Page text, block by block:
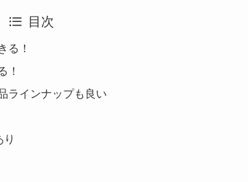
目次
る！
！
ラインナップも良い